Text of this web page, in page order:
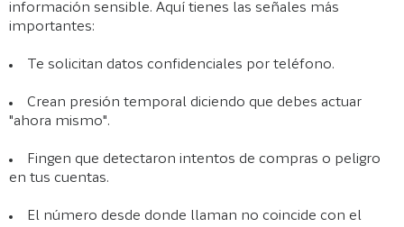
información sensible. Aquí tienes las señales más
importantes:
Te solicitan datos confidenciales por teléfono.
Crean presión temporal diciendo que debes actuar
"ahora mismo".
Fingen que detectaron intentos de compras o peligro
en tus cuentas.
El número desde donde llaman no coincide con el